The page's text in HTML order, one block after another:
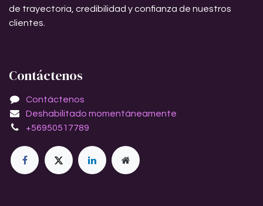
de trayectoria, credibilidad y confianza de nuestros
clientes.
Contáctenos
Contáctenos
Deshabilitado momentáneamente
+56950517789